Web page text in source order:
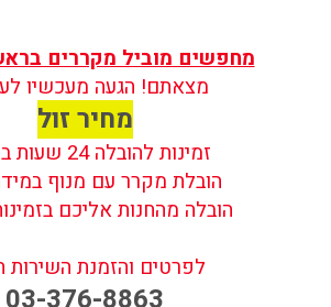
מחפשים מוביל מקררים
מצאתם! הגעה מעכשיו
מחיר זול
זמינות להובלה 24 שעות ביממה
הובלת מקרר עם מנוף
הובלה מהחנות אליכם
לפרטים והזמנת השירות